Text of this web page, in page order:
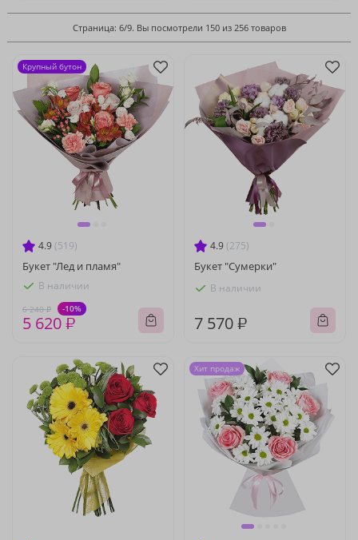
Страница: 6/9. Вы посмотрели 150 из 256 товаров
4.9 (519)
Букет "Лед и пламя"
В наличии
6 240 ₽ -10%
5 620 ₽
Крупный бутон
4.9 (275)
Букет "Сумерки"
В наличии
7 570 ₽
Хит продаж